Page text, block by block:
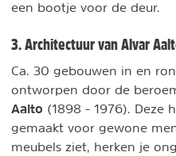
een bootje voor de deur.
3. Architectuur van Alvar
Ca. 30 gebouwen in en
ontworpen door de
Aalto (1898 - 1976). Deze
gemaakt voor gewone
meubels ziet, herken je